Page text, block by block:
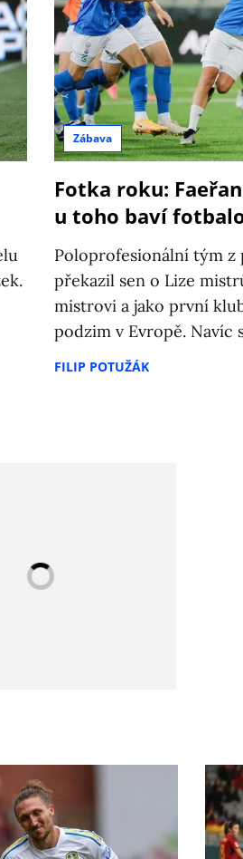
Zábava
Fotka roku:
u toho baví
Poloprofesionální tým z
překazil sen o Lize
mistrovi a jako první
podzim v Evropě. Navíc
FILIP POTUŽÁK